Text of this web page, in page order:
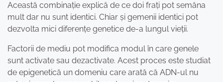
Această combinație explică de ce doi frați pot semăna
mult dar nu sunt identici. Chiar și gemenii identici pot
dezvolta mici diferențe genetice de-a lungul vieții.
Factorii de mediu pot modifica modul în care genele
sunt activate sau dezactivate. Acest proces este studiat
de epigenetică un domeniu care arată că ADN-ul nu